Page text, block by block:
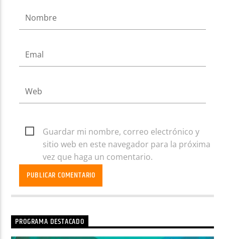
Guardar mi nombre, correo electrónico y
sitio web en este navegador para la próxima
vez que haga un comentario.
PROGRAMA DESTACADO